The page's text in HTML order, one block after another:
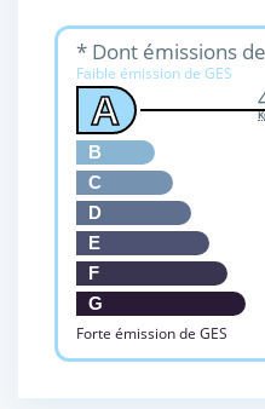
* Dont émissions
Faible émission de GES
A
B
C
D
E
F
G
Forte émission de GES